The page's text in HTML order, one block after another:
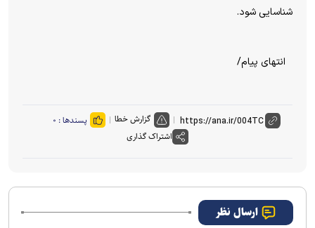
شناسایی شود.
انتهای پیام/
گزارش خطا پسندها : ۰
اشتراک گذاری
ارسال نظر